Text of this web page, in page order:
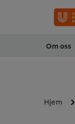
Om oss
Hjem